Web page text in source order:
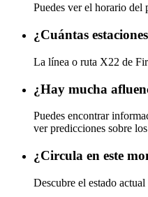
Puedes ver el horario
¿Cuántas
La línea o ruta X22 de
¿Hay mucha
Puedes encontrar
ver predicciones sobre
¿Circula en este
Descubre el estado